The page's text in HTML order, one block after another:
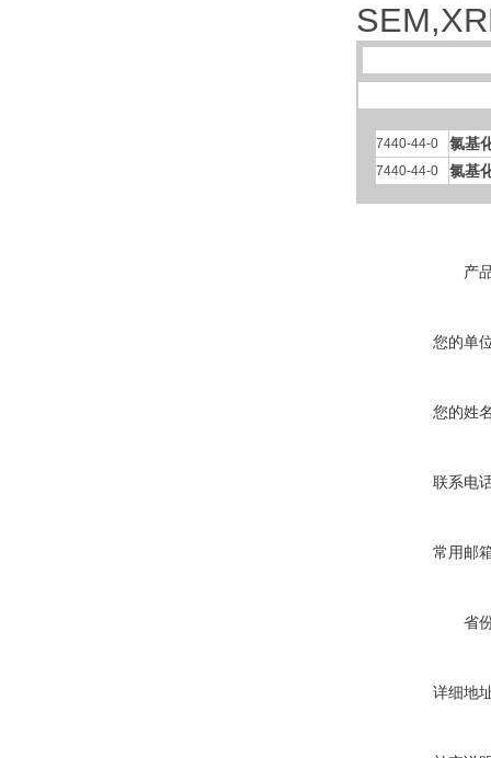
7440-44-0 氯基
7440-44-0 氯基
产
您的单
您的姓
联系电
常用邮
省
详细地